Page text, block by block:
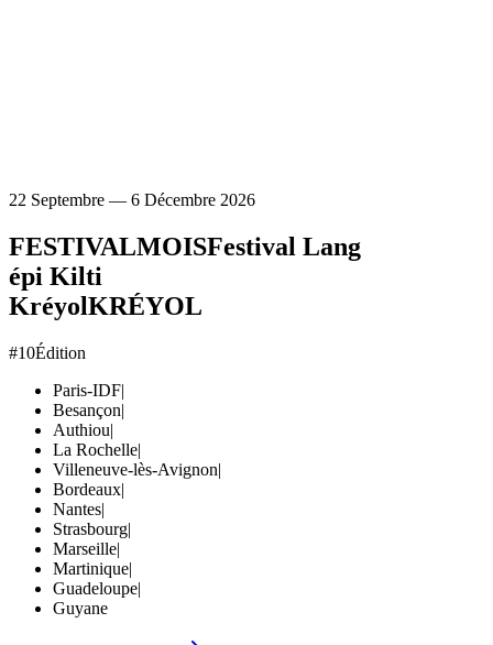
22 Septembre — 6 Décembre 2026
FESTIVALMOISFestival Lang
épi Kilti
KréyolKRÉYOL
#10Édition
Paris-IDF|
Besançon|
Authiou|
La Rochelle|
Villeneuve-lès-Avignon|
Bordeaux|
Nantes|
Strasbourg|
Marseille|
Martinique|
Guadeloupe|
Guyane